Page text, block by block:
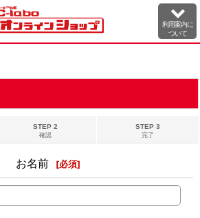
利用案内に
ついて
STEP 2
確認
STEP 3
完了
お名前 [必須]